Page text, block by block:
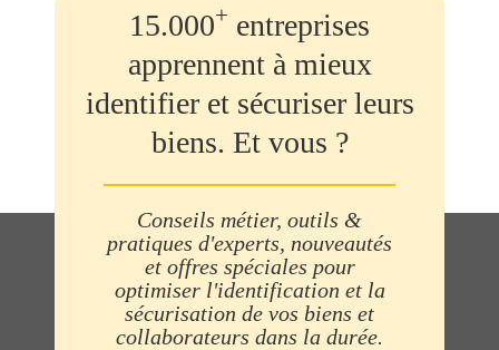
15.000+ entreprises
apprennent à mieux
identifier et sécuriser leurs
biens. Et vous ?
Conseils métier, outils &
pratiques d'experts, nouveautés
et offres spéciales pour
optimiser l'identification et la
sécurisation de vos biens et
collaborateurs dans la durée.